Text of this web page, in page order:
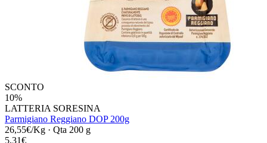
SCONTO
10%
LATTERIA SORESINA
Parmigiano Reggiano DOP 200g
26,55€/Kg · Qta 200 g
5,31€